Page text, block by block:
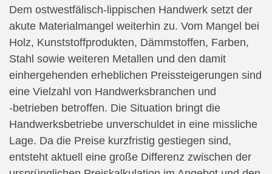
Dem ostwestfälisch‐lippischen Handwerk setzt der
akute Materialmangel weiterhin zu. Vom Mangel bei
Holz, Kunststoffprodukten, Dämmstoffen, Farben,
Stahl sowie weiteren Metallen und den damit
einhergehenden erheblichen Preissteigerungen sind
eine Vielzahl von Handwerksbranchen und
‐betrieben betroffen. Die Situation bringt die
Handwerksbetriebe unverschuldet in eine missliche
Lage. Da die Preise kurzfristig gestiegen sind,
entsteht aktuell eine große Differenz zwischen der